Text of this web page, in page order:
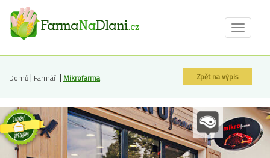
Toggle
Domů| Farmáři | Mikrofarma
Řeznictví a zrárna
Zpět na výpis